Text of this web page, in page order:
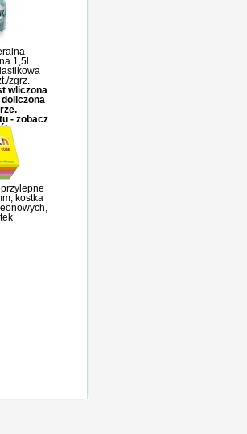
1,5l
zgrz.
wliczona
doliczona
- zobacz
kostka